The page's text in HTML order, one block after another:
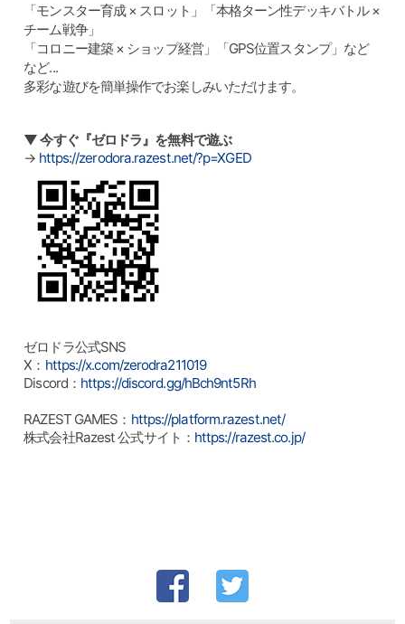
「モンスター育成 × スロット」「本格ターン性デッキバトル ×
チーム戦争」
「コロニー建築 × ショップ経営」「GPS位置スタンプ」など
など...
多彩な遊びを簡単操作でお楽しみいただけます。
▼ 今すぐ『ゼロドラ』を無料で遊ぶ
→ https://zerodora.razest.net/?p=XGED
ゼロドラ公式SNS
X： https://x.com/zerodra211019
Discord： https://discord.gg/hBch9nt5Rh
RAZEST GAMES： https://platform.razest.net/
株式会社Razest 公式サイト： https://razest.co.jp/